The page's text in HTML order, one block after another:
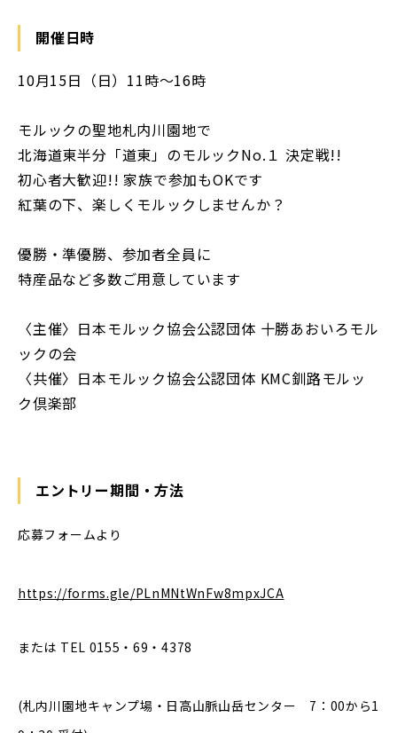
開催日時
10月15日（日）11時〜16時
モルックの聖地札内川園地で
北海道東半分「道東」のモルックNo.１ 決定戦!!
初心者大歓迎!! 家族で参加もOKです
紅葉の下、楽しくモルックしませんか？
優勝・準優勝、参加者全員に
特産品など多数ご用意しています
〈主催〉日本モルック協会公認団体 十勝あおいろモル
ックの会
〈共催〉日本モルック協会公認団体 KMC釧路モルッ
ク倶楽部
エントリー期間・方法
応募フォームより
https://forms.gle/PLnMNtWnFw8mpxJCA
または TEL 0155・69・4378
(札内川園地キャンプ場・日高山脈山岳センター 7：00から1